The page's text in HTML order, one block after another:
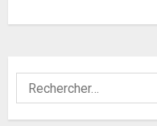
Rechercher :